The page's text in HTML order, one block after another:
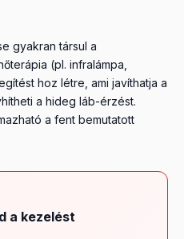
gyakran társul a
(pl. infralámpa,
hoz létre, ami javíthatja a
a hideg láb-érzést.
a fent bemutatott
a kezelést